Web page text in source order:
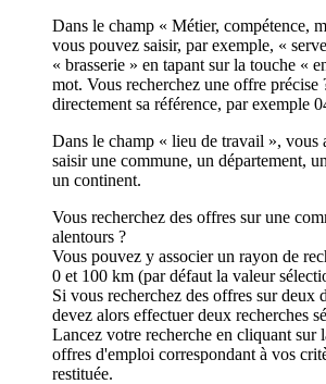
Dans le champ « Métier, compétence,
vous pouvez saisir, par exemple, «
« brasserie » en tapant sur la touche «
mot. Vous recherchez une offre précise
directement sa référence, par exemple
Dans le champ « lieu de travail », vous
saisir une commune, un département,
un continent.
Vous recherchez des offres sur une
alentours ?
Vous pouvez y associer un rayon de
0 et 100 km (par défaut la valeur
Si vous recherchez des offres sur deux
devez alors effectuer deux recherches
Lancez votre recherche en cliquant sur
offres d'emploi correspondant à vos
restituée.